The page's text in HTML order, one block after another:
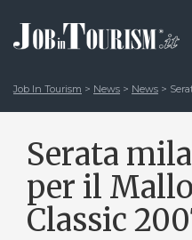
Job In Tourism > News > News >
Serata
per il
Classic